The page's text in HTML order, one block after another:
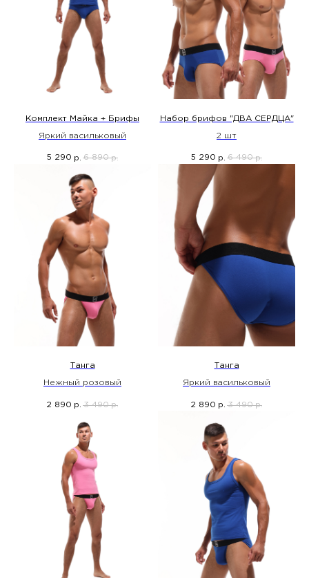
Комплект Майка + Брифы
Яркий васильковый
5 290 р. 6 890 р.
Набор брифов "ДВА СЕРДЦА"
2 шт
5 290 р. 6 490 р.
Танга
Нежный розовый
2 890 р. 3 490 р.
Танга
Яркий васильковый
2 890 р. 3 490 р.